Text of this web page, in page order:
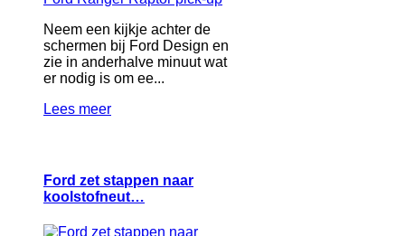
Neem een kijkje achter de
schermen bij Ford Design en
zie in anderhalve minuut wat
er nodig is om ee...
Lees meer
Ford zet stappen naar
koolstofneut…